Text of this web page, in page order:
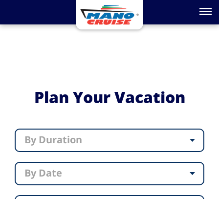
Toggle
Plan Your Vacation
By Duration
By Date